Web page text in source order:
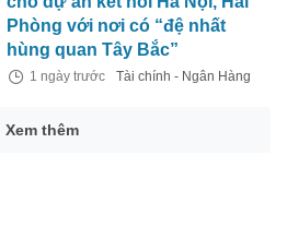
Phòng với nơi có “đệ nhất
hùng quan Tây Bắc”
1 ngày trước Tài chính - Ngân Hàng
Xem thêm